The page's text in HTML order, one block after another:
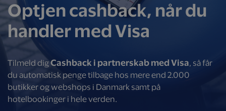
Optjen cashback, når du
handler med Visa
Tilmeld digCashback i partnerskab med Visa, så får
du automatisk penge tilbage hos mere end 2.000
butikker og webshops i Danmark samt på
hotelbookinger i hele verden.